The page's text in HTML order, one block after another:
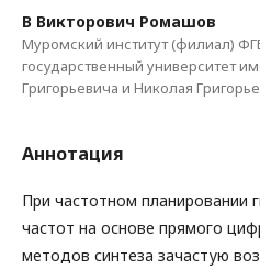
В Викторович Ромашов
Муромский институт (филиал)
государственный университет
Григорьевича и Николая
Аннотация
При частотном планировании
частот на основе прямого
методов синтеза зачастую